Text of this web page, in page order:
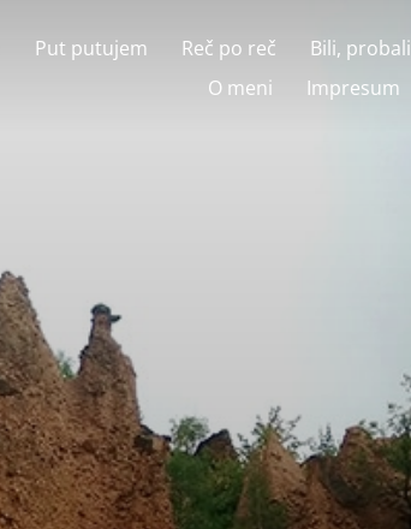
Put putujem Reč po reč Bili, probali
O meni
Impresum